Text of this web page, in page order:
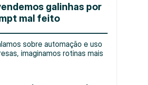
galinhas por
mal feito
sobre automação e uso
imaginamos rotinas mais